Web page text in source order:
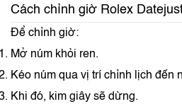
Cách chỉnh giờ Rolex
Để chỉnh giờ:
Mở núm khỏi ren.
Kéo núm qua vị trí chỉnh lịch đến
Khi đó, kim giây sẽ dừng.